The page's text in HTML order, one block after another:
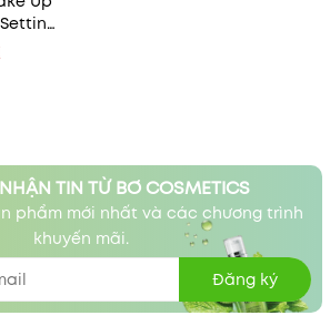
TIN TỪ BƠ COSMETICS
phẩm mới nhất và các chương trình
khuyến mãi.
Đăng ký